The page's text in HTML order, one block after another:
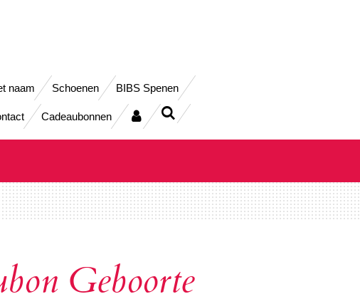
naam Schoenen BIBS Spenen
Cadeaubonnen
Geboorte